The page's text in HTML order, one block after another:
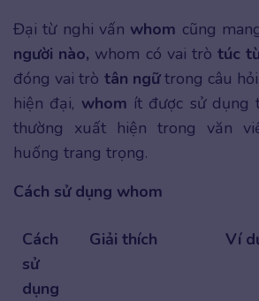
Đại từ nghi vấn whom cũng
người nào, whom có vai tròtúc
đóng vai trò tân ngữtrong câu
hiện đại, whom ít được sử dụng
thường xuất hiện trong văn
huống trang trọng.
Cách sử dụng whom
Cách
sử
dụng
Giải thích Ví